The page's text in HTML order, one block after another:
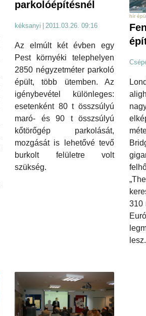
parkolóépítésnél
kéksanyi | 2011.03.26. 09:16
Az elmúlt két évben egy
Pest környéki telephelyen
2850 négyzetméter parkoló
épült, több ütemben. Az
igénybevétel különleges:
esetenként 80 t összsúlyú
maró- és 90 t összsúlyú
kőtörőgép parkolását,
mozgását is lehetővé tevő
burkolt felületre volt
szükség.
hír
310
lesz.